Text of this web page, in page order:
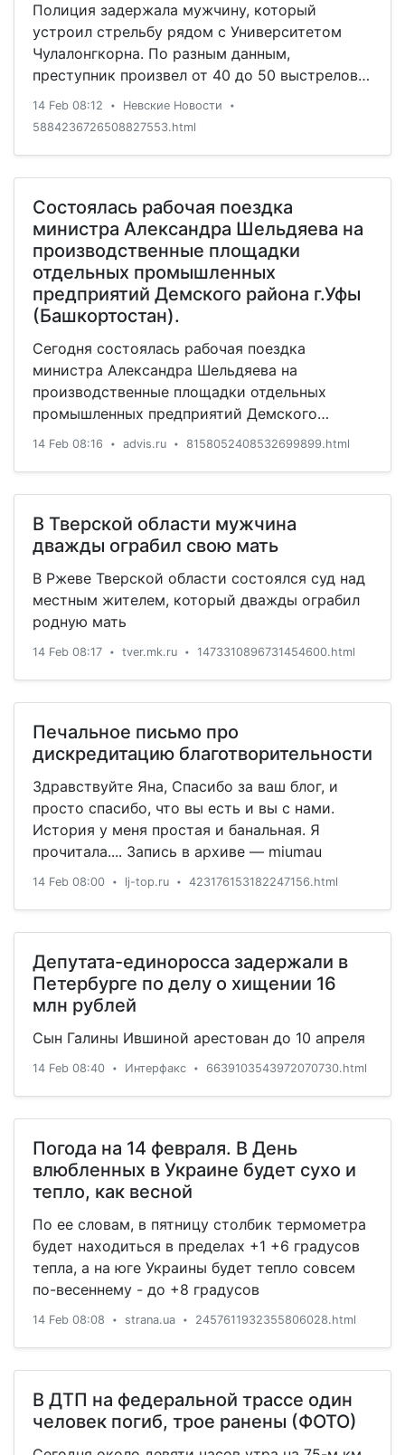
в благополучных странах детей судят
с десяти лет — об этом пишет наш блогер
Анастасия Миронова.
Полиция задержала мужчину, который
устроил стрельбу рядом с Университетом
Чулалонгкорна. По разным данным,
преступник произвел от 40 до 50 выстрелов в
воздух.
14 Feb 08:12 • Невские Новости •
5884236726508827553.html
Состоялась рабочая поездка
министра Александра Шельдяева на
производственные площадки
отдельных промышленных
предприятий Демского района г.Уфы
(Башкортостан).
Сегодня состоялась рабочая поездка
министра Александра Шельдяева на
производственные площадки отдельных
промышленных предприятий Демского
района г.Уфы.В ходе визита на филиал АО
производственной деятельностью
предприятия, которое является одним из
крупнейших отечественных производителей
том числе - бактериофагов, ботулотоксина,
вакцин, сывороток, специфических
иммуноглобулинов, аллергенов, пробиотиков
и других лекарств.Полный цикл производства
всей стране. Сегодня на предприятии,
занимающем более 35 тыс. кв., производится
более 20 наименований препаратов. Для их
разработки и выпуска на "Имуннопрепарате"
трудятся более 1300 человек, многие из
которых обладают уникальными
развитие и проведение масштабной
модернизации производственных площадей…
14 Feb 08:16 • advis.ru • 8158052408532699899.html
В Тверской области мужчина
дважды ограбил свою мать
В Ржеве Тверской области состоялся суд над
местным жителем, который дважды ограбил
родную мать
14 Feb 08:17 • tver.mk.ru • 1473310896731454600.html
Печальное письмо про
дискредитацию благотворительности
Здравствуйте Яна, Спасибо за ваш блог, и
просто спасибо, что вы есть и вы с нами.
История у меня простая и банальная. Я
прочитала.... Запись в архиве — miumau
14 Feb 08:00 • lj-top.ru • 423176153182247156.html
Депутата-единоросса задержали в
Петербурге по делу о хищении 16
млн рублей
Сын Галины Ившиной арестован до 10 апреля
14 Feb 08:40 • Интерфакс • 6639103543972070730.html
Погода на 14 февраля. В День
влюбленных в Украине будет сухо и
тепло, как весной
По ее словам, в пятницу столбик термометра
будет находиться в пределах +1 +6 градусов
тепла, а на юге Украины будет тепло совсем
по-весеннему - до +8 градусов
14 Feb 08:08 • strana.ua • 2457611932355806028.html
В ДТП на федеральной трассе один
человек погиб, трое ранены (ФОТО)